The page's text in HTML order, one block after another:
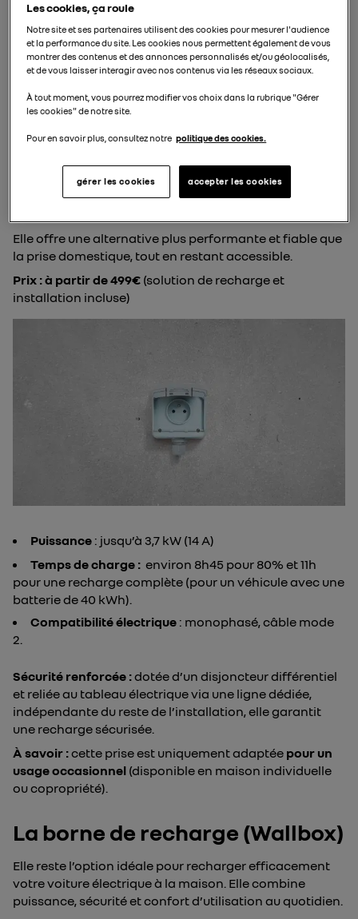
loin d’être idéale et recommandée.
Risques de surchauffesi l’installation électrique
n’est pas adaptée.
batterie de 50 kWh.
puissance insuffisante pour la plupart des nouveaux
La prise renforcée
Elle offre une alternative plus performante et fiable que
la prise domestique, tout en restant accessible.
Prix :à partir de 499€ (solution de recharge et
installation incluse)
Puissance : jusqu’à 3,7 kW (14 A)
Temps de charge : environ 8h45 pour 80% et 11h
pour une recharge complète (pour un véhicule avec une
batterie de 40 kWh).
Compatibilité électrique : monophasé, câble mode
2.
Sécurité renforcée :dotée d’un disjoncteur différentiel
et reliée au tableau électrique via une ligne dédiée,
indépendante du reste de l’installation, elle garantit
une recharge sécurisée.
À savoir :cette prise est uniquement adaptée pour un
usage occasionnel (disponible en maison individuelle
ou copropriété).
La borne de recharge (Wallbox)
Elle reste l’option idéale pour recharger efficacement
votre voiture électrique à la maison. Elle combine
puissance, sécurité et confort d’utilisation au quotidien.
Les cookies, ça roule
Notre site et ses partenaires utilisent des cookies pour mesurer l'audience
et la performance du site. Les cookies nous permettent également de vous
montrer des contenus et des annonces personnalisés et/ou géolocalisés,
et de vous laisser interagir avec nos contenus via les réseaux sociaux.
À tout moment, vous pourrez modifier vos choix dans la rubrique "Gérer
les cookies" de notre site.
Pour en savoir plus, consultez notre politique des cookies.
gérer les cookies accepter les cookies